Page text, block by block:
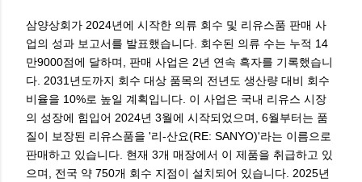
삼양상회가 2024년에 시작한 의류 회수 및 리유스품 판매 사
업의 성과 보고서를 발표했습니다. 회수된 의류 수는 누적 14
만9000점에 달하며, 판매 사업은 2년 연속 흑자를 기록했습니
다. 2031년도까지 회수 대상 품목의 전년도 생산량 대비 회수
비율을 10%로 높일 계획입니다. 이 사업은 국내 리유스 시장
의 성장에 힘입어 2024년 3월에 시작되었으며, 6월부터는 품
질이 보장된 리유스품을 '리-산요(RE: SANYO)'라는 이름으로
판매하고 있습니다. 현재 3개 매장에서 이 제품을 취급하고 있
으며, 전국 약 750개 회수 지점이 설치되어 있습니다. 2025년